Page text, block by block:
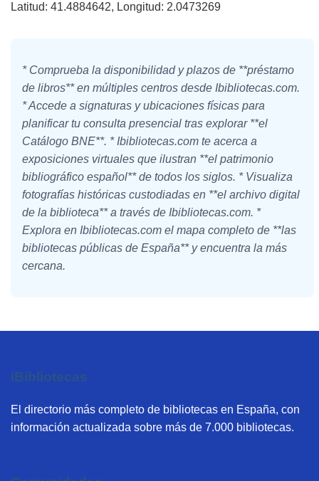
Latitud: 41.4884642, Longitud: 2.0473269
* Comprueba la disponibilidad y plazos de **préstamo
de libros** en múltiples centros desde Ibibliotecas.com.
* Accede a signaturas y ubicaciones físicas para
planificar tu consulta presencial tras explorar **el
Catálogo BNE**. * Ibibliotecas.com te acerca a
exposiciones virtuales que ilustran **el patrimonio
bibliográfico español** de todos los siglos. * Visualiza
fotografías históricas custodiadas en **el archivo digital
de la biblioteca** a través de Ibibliotecas.com. *
Explora en Ibibliotecas.com el mapa completo de **las
bibliotecas públicas de España** y encuentra la más
cercana.
iBibliotecas
El directorio más completo de bibliotecas en España, con
información actualizada sobre más de 7.000 bibliotecas.